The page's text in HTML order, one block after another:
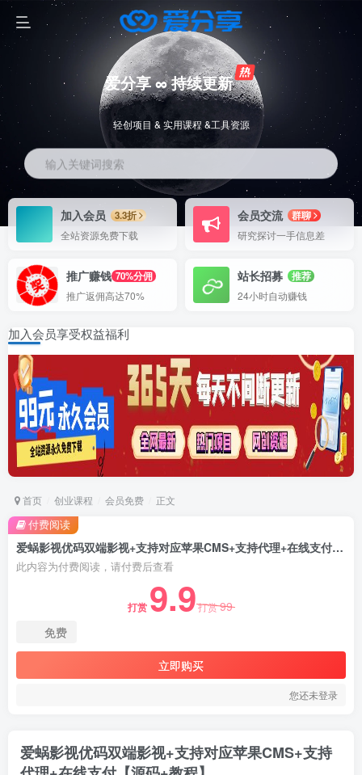
爱分享 ∞ 持续更新
轻创项目 & 实用课程 &工具资源
输入关键词搜索
加入会员
3.3折
全站资源免费下载
会员交流
群聊
研究探讨一手信息差
推广赚钱 70%分佣
推广返佣高达70%
站长招募
推荐
24小时自动赚钱
加入会员享受权益福利
首页 创业课程 会员免费 正文
爱蜗影视优码双端影视+支持对应苹果CMS+支持代理+在线支付【源码+教程】
此内容为付费阅读，请付费后查看
打赏 9.9打赏99
免费
立即购买
您还未登录
付费阅读
爱蜗影视优码双端影视+支持对应苹果CMS+支持